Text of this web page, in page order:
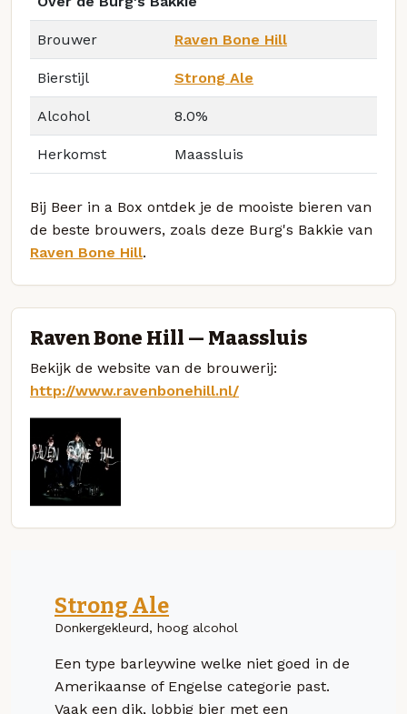
Brouwer Raven Bone Hill
Bierstijl Strong Ale
Alcohol 8.0%
Herkomst Maassluis
Bij Beer in a Box ontdek je de mooiste bieren van
de beste brouwers, zoals deze Burg's Bakkie van
Raven Bone Hill.
Raven Bone Hill — Maassluis
Bekijk de website van de brouwerij:
http://www.ravenbonehill.nl/
Strong Ale
Donkergekleurd, hoog alcohol
Een type barleywine welke niet goed in de
Amerikaanse of Engelse categorie past.
Vaak een dik, lobbig bier met een